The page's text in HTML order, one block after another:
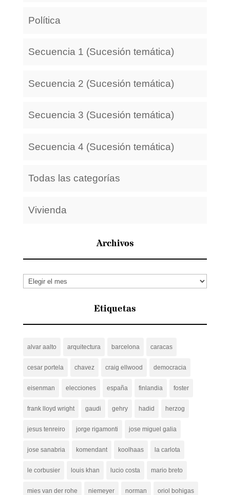
Política
Secuencia 1 (Sucesión temática)
Secuencia 2 (Sucesión temática)
Secuencia 3 (Sucesión temática)
Secuencia 4 (Sucesión temática)
Todas las categorías
Vivienda
Archivos
Archivos
Etiquetas
alvar aalto arquitectura barcelona caracas
cesar portela chavez craig ellwood democracia
eisenman elecciones españa finlandia foster
frank lloyd wright gaudi gehry hadid herzog
jesus tenreiro jorge rigamonti jose miguel galia
jose sanabria komendant koolhaas la carlota
le corbusier louis khan lucio costa mario breto
mies van der rohe niemeyer norman oriol bohigas